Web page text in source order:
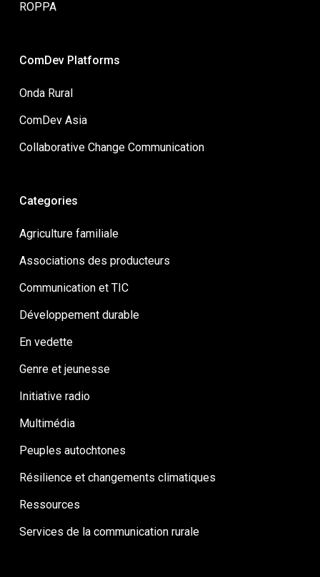
ROPPA
ComDev Platforms
Onda Rural
ComDev Asia
Collaborative Change Communication
Categories
Agriculture familiale
Associations des producteurs
Communication et TIC
Développement durable
En vedette
Genre et jeunesse
Initiative radio
Multimédia
Peuples autochtones
Résilience et changements climatiques
Ressources
Services de la communication rurale